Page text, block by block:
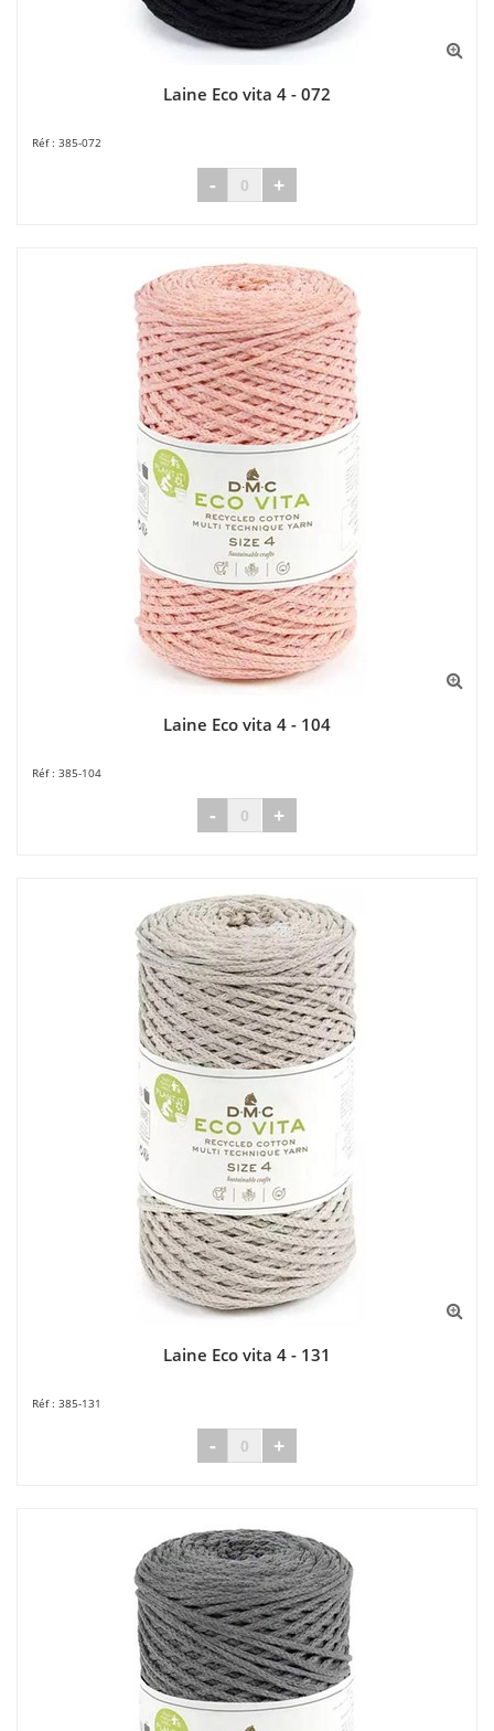
Laine Eco vita 4 - 072
385-072
- +
Laine Eco vita 4 - 104
385-104
- +
Laine Eco vita 4 - 131
385-131
- +